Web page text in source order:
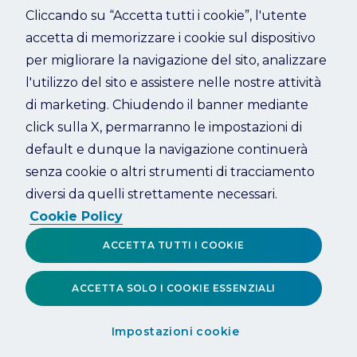
Refresh
Cliccando su “Accetta tutti i cookie”, l'utente
accetta di memorizzare i cookie sul dispositivo
per migliorare la navigazione del sito, analizzare
l'utilizzo del sito e assistere nelle nostre attività
di marketing. Chiudendo il banner mediante
click sulla X, permarranno le impostazioni di
default e dunque la navigazione continuerà
senza cookie o altri strumenti di tracciamento
diversi da quelli strettamente necessari.
Cookie Policy
Impostazioni cookie
ACCETTA SOLO I COOKIE ESSENZIALI
ACCETTA TUTTI I COOKIE